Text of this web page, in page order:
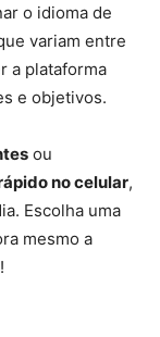
o idioma de
variam entre
a plataforma
e objetivos.
ou
no celular,
Escolha uma
mesmo a